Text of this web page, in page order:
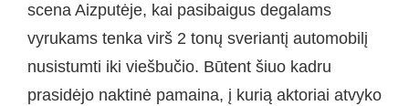
scena Aizputėje, kai pasibaigus degalams
vyrukams tenka virš 2 tonų sveriantį automobilį
nusistumti iki viešbučio. Būtent šiuo kadru
prasidėjo naktinė pamaina, į kurią aktoriai atvyko